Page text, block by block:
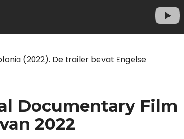
(2022). De trailer bevat Engelse
Documentary Film
2022